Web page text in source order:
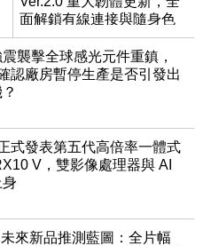
面解鎖有線連接與隨身色
調編輯
襲擊全球感光元件重鎮，
認廠房暫停生產是否引發出
式發表第五代高倍率一體式
V，雙影像處理器與 AI
身
來新品推測藍圖：全片幅